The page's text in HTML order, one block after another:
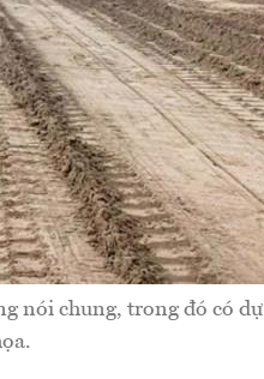
nói chung, trong đó có dự